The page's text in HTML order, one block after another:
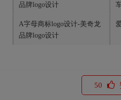
品牌logo设计
A字母商标logo设计-美奇龙
品牌logo设计
50